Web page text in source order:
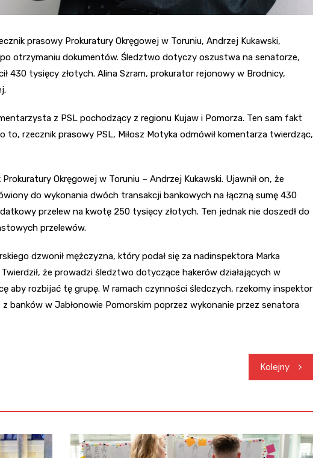
prasowy Prokuratury Okręgowej w Toruniu, Andrzej Kukawski,
otrzymaniu dokumentów. Śledztwo dotyczy oszustwa na senatorze,
430 tysięcy złotych. Alina Szram, prokurator rejonowy w Brodnicy,
z PSL pochodzący z regionu Kujaw i Pomorza. Ten sam fakt
to, rzecznik prasowy PSL, Miłosz Motyka odmówił komentarza twierdząc,
Okręgowej w Toruniu – Andrzej Kukawski. Ujawnił on, że
do wykonania dwóch transakcji bankowych na łączną sumę 430
przelew na kwotę 250 tysięcy złotych. Ten jednak nie doszedł do
przelewów.
dzwonił mężczyzna, który podał się za nadinspektora Marka
że prowadzi śledztwo dotyczące hakerów działających w
aby rozbijać tę grupę. W ramach czynności śledczych, rzekomy inspektor
banków w Jabłonowie Pomorskim poprzez wykonanie przez senatora
Kolejny